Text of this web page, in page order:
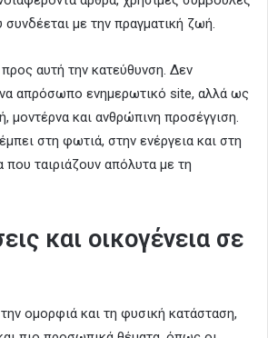
συνδέεται με την πραγματική ζωή.
προς αυτή την κατεύθυνση. Δεν
απρόσωπο ενημερωτικό site, αλλά ως
μοντέρνα και ανθρώπινη προσέγγιση.
στη φωτιά, στην ενέργεια και στη
που ταιριάζουν απόλυτα με τη
και οικογένεια σε
ομορφιά και τη φυσική κατάσταση,